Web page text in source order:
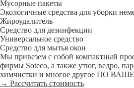
Мусорные пакеты
Экологичные средства для уборки
Жироудалитель
Средство для дезинфекции
Универсальное средство
Средство для мытья окон
Мы привезем с собой компактный
фирмы Soteco, а также утюг, ведро,
химчистки и многое другое ПО
→ Рассчитать стоимость